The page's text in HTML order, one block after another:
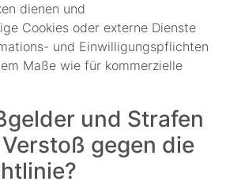
dienen und
Cookies oder externe Dienste
und Einwilligungspflichten
Maße wie für kommerzielle
und Strafen
gegen die